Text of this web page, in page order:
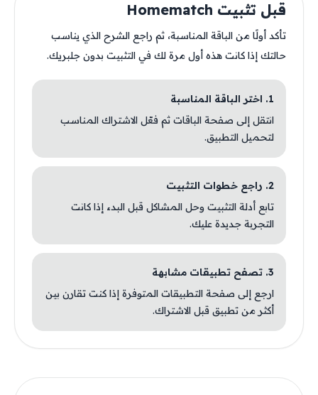
قبل تثبيت Homematch
تأكد أولًا من الباقة المناسبة، ثم راجع الشرح الذي يناسب
حالتك إذا كانت هذه أول مرة لك في التثبيت بدون جلبريك.
1. اختر الباقة المناسبة
انتقل إلى صفحة الباقات ثم فعّل الاشتراك المناسب
لتحميل التطبيق.
2. راجع خطوات التثبيت
تابع أدلة التثبيت وحل المشاكل قبل البدء إذا كانت
التجربة جديدة عليك.
3. تصفح تطبيقات مشابهة
ارجع إلى صفحة التطبيقات المتوفرة إذا كنت تقارن بين
أكثر من تطبيق قبل الاشتراك.